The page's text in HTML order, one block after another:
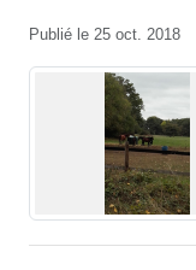
Publié le 25 oct. 2018